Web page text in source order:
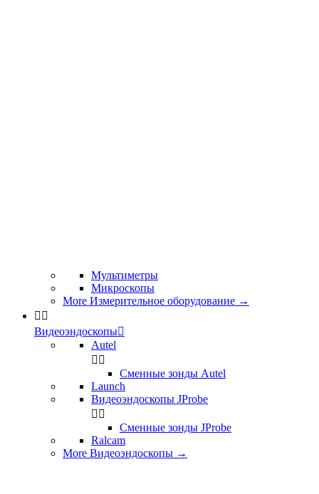
Мультиметры
Микроскопы
More Измерительное оборудование →
 
Видеоэндоскопы
Autel
 
Сменные зонды Autel
Launch
Видеоэндоскопы JProbe
 
Сменные зонды JProbe
Ralcam
More Видеоэндоскопы →